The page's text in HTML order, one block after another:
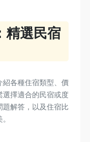
精選民宿
紹各種住宿類型、價
選擇適合的民宿或度
解答，以及住宿比